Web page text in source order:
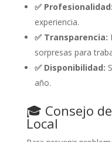
✅ Profesionalidad:
experiencia.
✅ Transparencia:
sorpresas para
✅ Disponibilidad:
año.
🎓 Consejo
Local